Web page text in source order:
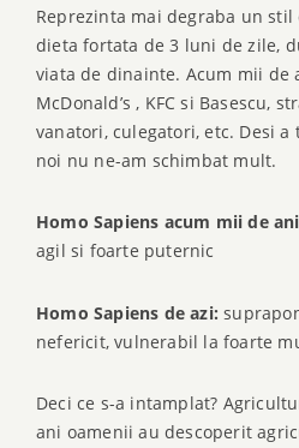
Reprezinta mai degraba un stil
dieta fortata de 3 luni de zile,
viata de dinainte. Acum mii de
McDonald’s , KFC si Basescu,
vanatori, culegatori, etc. Desi
noi nu ne-am schimbat mult.
Homo Sapiens acum mii de
agil si foarte puternic
Homo Sapiens de azi:
nefericit, vulnerabil la foarte
Deci ce s-a intamplat?
ani oamenii au descoperit